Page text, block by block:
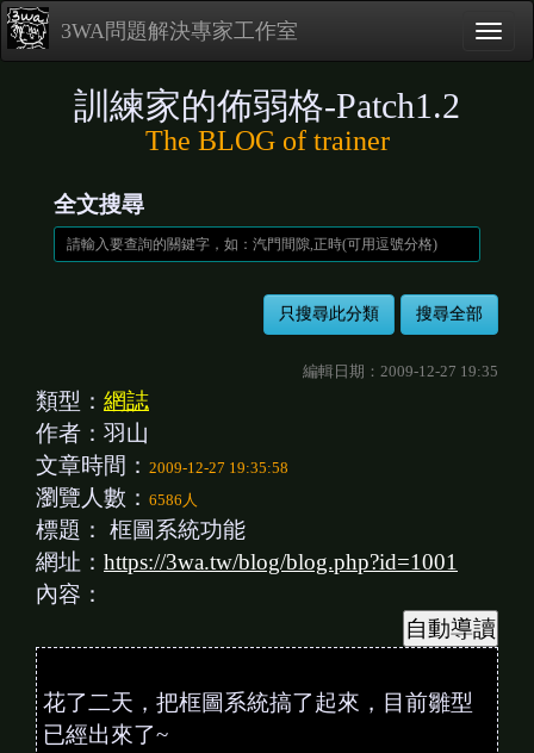
3WA問題解決專家工作室
訓練家的佈弱格-Patch1.2
The BLOG of trainer
全文搜尋
編輯日期：2009-12-27 19:35
類型： 網誌
作者：羽山
文章時間： 2009-12-27 19:35:58
瀏覽人數： 6586人
標題： 框圖系統功能
網址： https://3wa.tw/blog/blog.php?id=1001
內容：
花了二天，把框圖系統搞了起來，目前雛型
已經出來了~